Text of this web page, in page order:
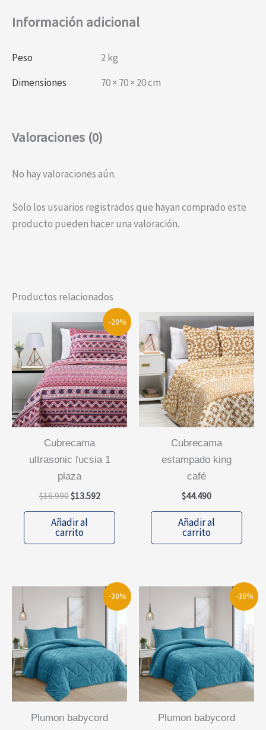
Información adicional
Peso
2 kg
Dimensiones
70 × 70 × 20 cm
Valoraciones (0)
No hay valoraciones aún.
Solo los usuarios registrados que hayan comprado este
producto pueden hacer una valoración.
Productos relacionados
-20%
cubrecama
ultrasonic fucsia 1
plaza
$16.990El
original
era:
$13.592El
actual
$13.592.
Añadir al
carrito
cubrecama
estampado king
café
$44.490
Añadir al
carrito
-30%
plumon babycord
-30%
plumon babycord